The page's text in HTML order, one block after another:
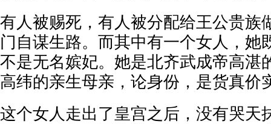
有人被赐死，有人被分配给王公贵族
门自谋生路。而其中有一个女人，她
不是无名嫔妃。她是北齐武成帝高湛
高纬的亲生母亲，论身份，是货真价
这个女人走出了皇宫之后，没有哭天